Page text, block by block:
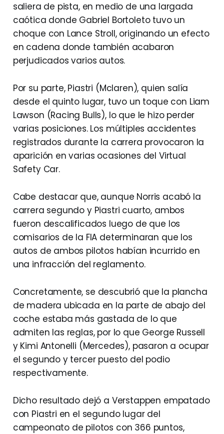
saliera de pista, en medio de una largada
caótica donde Gabriel Bortoleto tuvo un
choque con Lance Stroll, originando un efecto
en cadena donde también acabaron
perjudicados varios autos.
Por su parte, Piastri (Mclaren), quien salía
desde el quinto lugar, tuvo un toque con Liam
Lawson (Racing Bulls), lo que le hizo perder
varias posiciones. Los múltiples accidentes
registrados durante la carrera provocaron la
aparición en varias ocasiones del Virtual
Safety Car.
Cabe destacar que, aunque Norris acabó la
carrera segundo y Piastri cuarto, ambos
fueron descalificados luego de que los
comisarios de la FIA determinaran que los
autos de ambos pilotos habían incurrido en
una infracción del reglamento.
Concretamente, se descubrió que la plancha
de madera ubicada en la parte de abajo del
coche estaba más gastada de lo que
admiten las reglas, por lo que George Russell
y Kimi Antonelli (Mercedes), pasaron a ocupar
el segundo y tercer puesto del podio
respectivamente.
Dicho resultado dejó a Verstappen empatado
con Piastri en el segundo lugar del
campeonato de pilotos con 366 puntos,